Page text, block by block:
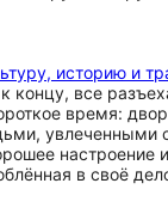
историю и
концу, все
время:
увлеченными
в своё